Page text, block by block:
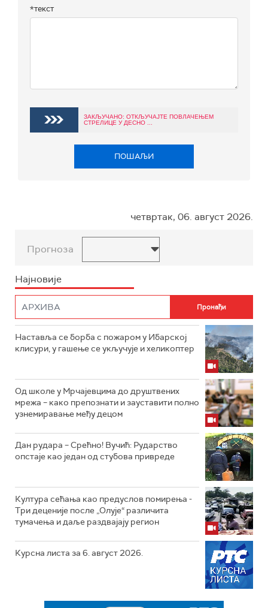
*текст
ЗАКЉУЧАНО: ОТКЉУЧАЈТЕ ПОВЛАЧЕЊЕМ
СТРЕЛИЦЕ У ДЕСНО ...
ПОШАЉИ
четвртак, 06. август 2026.
Прогноза
Најновије
Наставља се борба с пожаром у Ибарској
клисури, у гашење се укључује и хеликоптер
Од школе у Мрчајевцима до друштвених
мрежа – како препознати и зауставити полно
узнемиравање међу децом
Дан рудара – Срећно! Вучић: Рударство
опстаје као један од стубова привреде
Култура сећања као предуслов помирења ­-
Три деценије после „Олује“ различита
тумачења и даље раздвајају регион
Курсна листа за 6. август 2026.